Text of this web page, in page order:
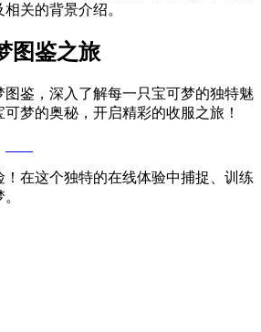
关的背景介绍。
图鉴之旅
鉴，深入了解每一只宝可梦的独特魅
梦的奥秘，开启精彩的收服之旅！
在这个独特的在线体验中捕捉、训练